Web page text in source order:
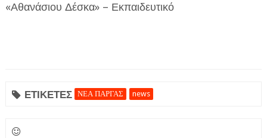
«Αθανάσιου Δέσκα» – Εκπαιδευτικό
ΕΤΙΚΕΤΕΣ ΝΕΑ ΠΑΡΓΑΣ news